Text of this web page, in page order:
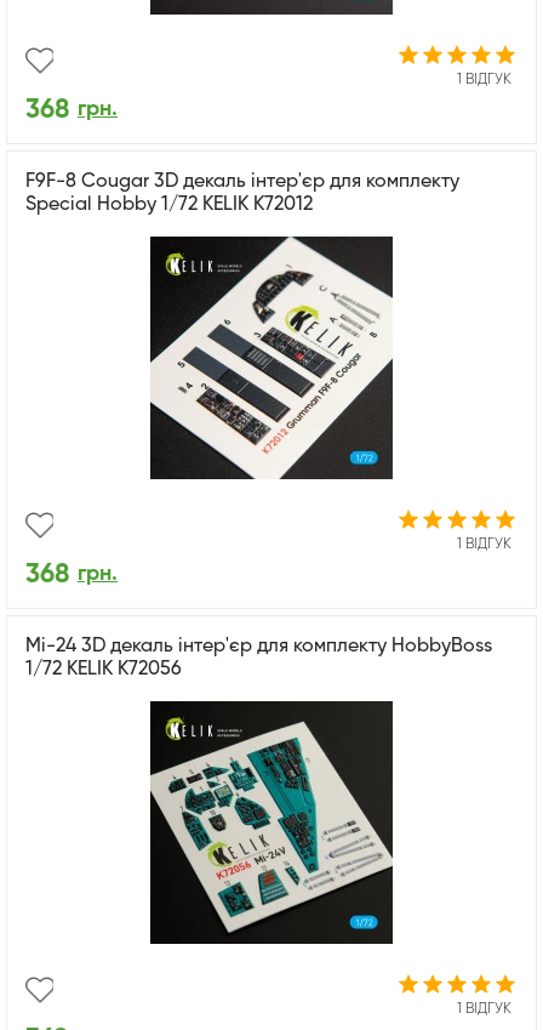
1 ВІДГУК
368 грн.
F9F-8 Cougar 3D декаль інтер'єр для комплекту
Special Hobby 1/72 KELIK K72012
1 ВІДГУК
368 грн.
Mi-24 3D декаль інтер'єр для комплекту HobbyBoss
1/72 KELIK K72056
1 ВІДГУК